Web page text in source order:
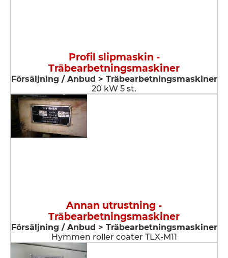
Profil slipmaskin -
Träbearbetningsmaskiner
Försäljning / Anbud > Träbearbetningsmaskiner
20 kW 5 st.
Annan utrustning -
Träbearbetningsmaskiner
Försäljning / Anbud > Träbearbetningsmaskiner
Hymmen roller coater TLX-M11